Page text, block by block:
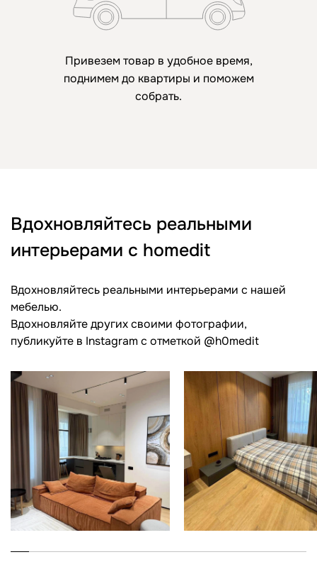
Привезем товар в удобное время,
поднимем до квартиры и поможем
собрать.
Вдохновляйтесь реальными
интерьерами с homedit
Вдохновляйтесь реальными интерьерами с нашей
мебелью.
Вдохновляйте других своими фотографии,
публикуйте в Instagram c отметкой @h0medit